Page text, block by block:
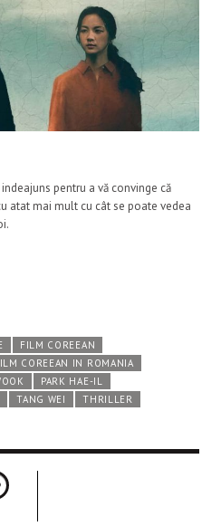
pentru a vă convinge că
atat mai mult cu cât se poate vedea
FILM COREEAN
COREEAN IN ROMANIA
PARK HAE-IL
TANG WEI
THRILLER